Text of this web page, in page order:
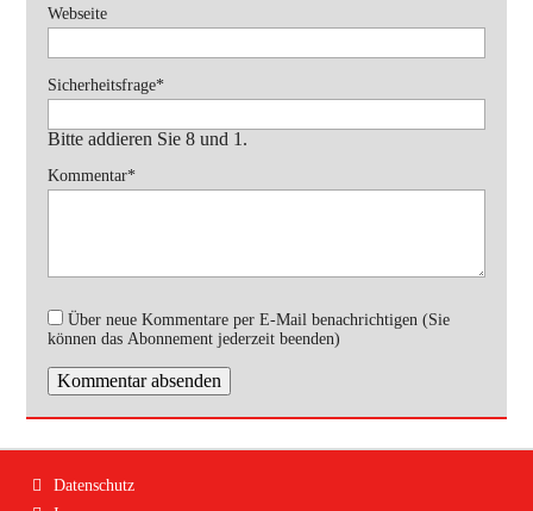
Webseite
Pflichtfeld
Sicherheitsfrage*
Bitte addieren Sie 8 und 1.
Pflichtfeld
Kommentar*
Über neue Kommentare per E-Mail benachrichtigen (Sie
können das Abonnement jederzeit beenden)
Kommentar absenden
Navigation
Datenschutz